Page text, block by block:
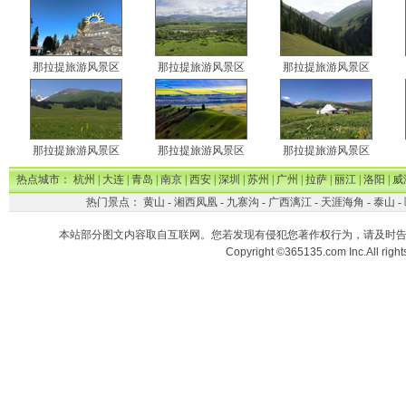
那拉提旅游风景区 那拉提旅游风景区 那拉提旅游风景区
那拉提旅游风景区 那拉提旅游风景区 那拉提旅游风景区
热点城市：杭州|大连|青岛|南京|西安|深圳|苏州|广州|拉萨|丽江|洛阳|威
热门景点： 黄山 - 湘西凤凰- 九寨沟 - 广西漓江- 天涯海角 - 泰山 -
本站部分图文内容取自互联网。您若发现有侵犯您著作权行为，请及时
Copyright ©365135.com Inc.All